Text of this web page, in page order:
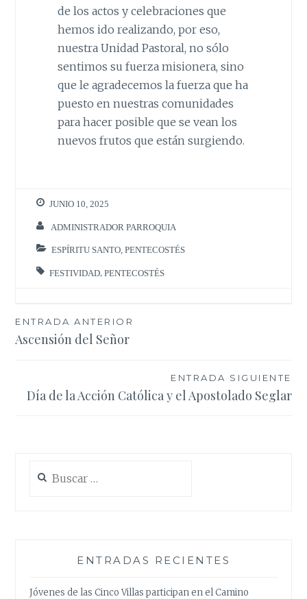
de los actos y celebraciones que
hemos ido realizando, por eso,
nuestra Unidad Pastoral, no sólo
sentimos su fuerza misionera, sino
que le agradecemos la fuerza que ha
puesto en nuestras comunidades
para hacer posible que se vean los
nuevos frutos que están surgiendo.
JUNIO 10, 2025
ADMINISTRADOR PARROQUIA
ESPÍRITU SANTO ,PENTECOSTÉS
FESTIVIDAD ,PENTECOSTÉS
Navegación
de
ENTRADA ANTERIOR
Ascensión del Señor
ENTRADA SIGUIENTE
Día de la Acción Católica y el Apostolado Seglar
ENTRADAS RECIENTES
Jóvenes de las Cinco Villas participan en el Camino